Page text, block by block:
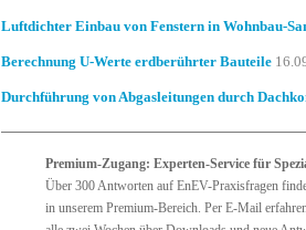
Luftdichter Einbau von Fenstern in Wohnbau-
Berechnung U-Werte erdberührter Bauteile
Durchführung von Abgasleitungen durch
Premium-Zugang: Experten-Service für
Über 300 Antworten auf EnEV-Praxisfragen
in unserem Premium-Bereich. Per E-Mail